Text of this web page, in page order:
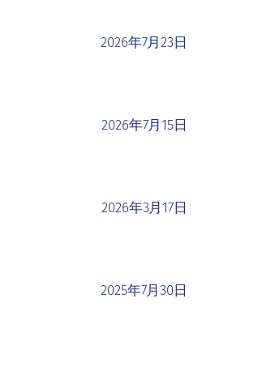
2026年7月23日
2026年7月15日
2026年3月17日
2025年7月30日